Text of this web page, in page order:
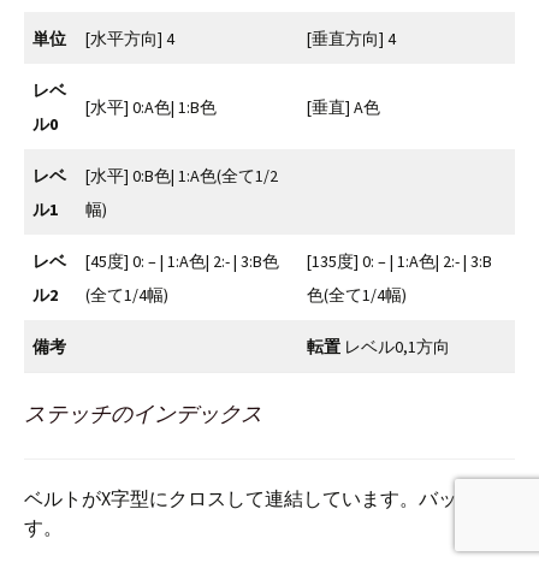
単位 [水平方向] 4 [垂直方向] 4
レベ
ル0
[水平] 0:A色| 1:B色 [垂直] A色
レベ
ル1
[水平] 0:B色| 1:A色(全て1/2
幅)
レベ
ル2
[45度] 0: – | 1:A色| 2:- | 3:B色
(全て1/4幅)
[135度] 0: – | 1:A色| 2:- | 3:B
色(全て1/4幅)
備考 転置 レベル0,1方向
ステッチのインデックス
ベルトがX字型にクロスして連結しています。バックルで
す。